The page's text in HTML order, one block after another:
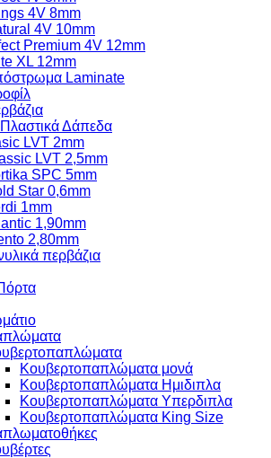
4V 8mm
4V 10mm
Premium 4V 12mm
XL 12mm
Laminate
Πλαστικά Δάπεδα
LVT 2mm
LVT 2,5mm
SPC 5mm
Star 0,6mm
1mm
1,90mm
2,80mm
περβάζια
Κουβερτοπαπλώματα μονά
Κουβερτοπαπλώματα Ημιδιπλα
Κουβερτοπαπλώματα Υπερδιπλα
Κουβερτοπαπλώματα King Size